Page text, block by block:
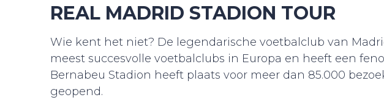
REAL MADRID STADION TOUR
Wie kent het niet? De legendarische voetbalclub van
meest succesvolle voetbalclubs in Europa en heeft een
Bernabeu Stadion heeft plaats voor meer dan 85.000
geopend.